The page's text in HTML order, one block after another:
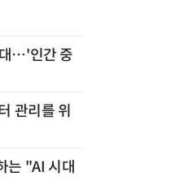
…'인간 중
관리를 위
는 "AI 시대